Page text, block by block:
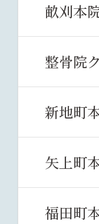
畝刈本
整骨院
新地町
矢上町
福田町